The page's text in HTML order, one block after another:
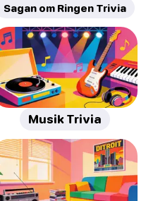
Sagan om Ringen Trivia
Musik Trivia